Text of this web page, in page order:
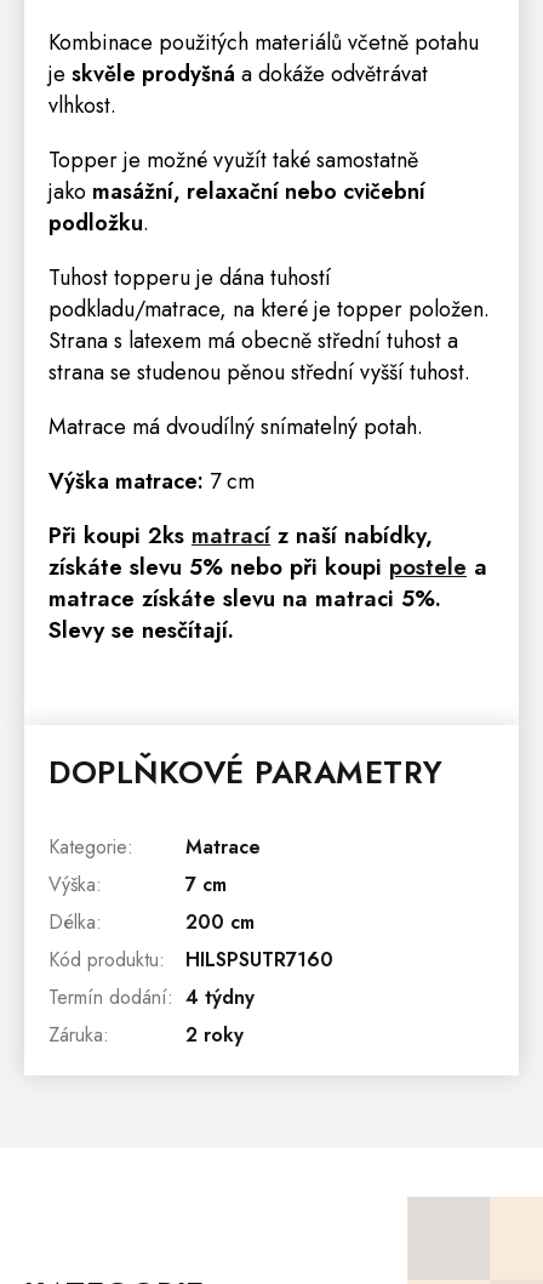
Kombinace použitých materiálů včetně potahu
je skvěle prodyšná a dokáže odvětrávat
vlhkost.
Topper je možné využít také samostatně
jako masážní, relaxační nebo cvičební
podložku.
Tuhost topperu je dána tuhostí
podkladu/matrace, na které je topper položen.
Strana s latexem má obecně střední tuhost a
strana se studenou pěnou střední vyšší tuhost.
Matrace má dvoudílný snímatelný potah.
Výška matrace: 7 cm
Při koupi 2ks matracíz naší nabídky,
získáte slevu 5% nebo při koupi postele a
matrace získáte slevu na matraci 5%.
Slevy se nesčítají.
DOPLŇKOVÉ PARAMETRY
Kategorie:
Matrace
Výška:
7 cm
Délka:
200 cm
Kód produktu:
HILSPSUTR7160
Termín dodání: 4 týdny
Záruka: 2 roky